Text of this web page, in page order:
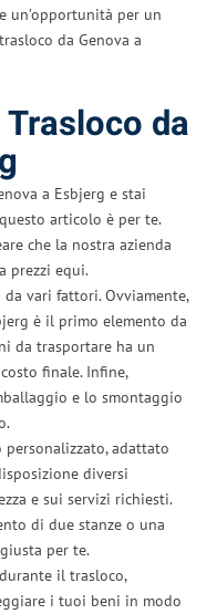
un’opportunità per un
da Genova a
da
a Esbjerg e stai
articolo è per te.
che la nostra azienda
prezzi equi.
vari fattori. Ovviamente,
è il primo elemento da
da trasportare ha un
finale. Infine,
e lo smontaggio
adattato
diversi
e sui servizi richiesti.
di due stanze o una
per te.
il trasloco,
i tuoi beni in modo